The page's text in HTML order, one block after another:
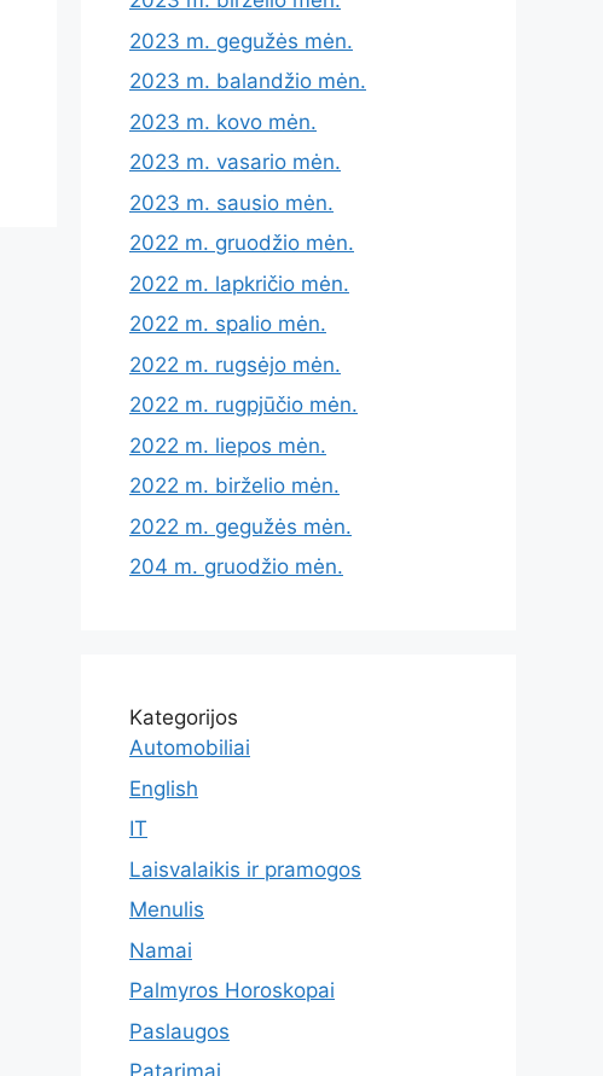
2023 m. gegužės mėn.
2023 m. balandžio mėn.
2023 m. kovo mėn.
2023 m. vasario mėn.
2023 m. sausio mėn.
2022 m. gruodžio mėn.
2022 m. lapkričio mėn.
2022 m. spalio mėn.
2022 m. rugsėjo mėn.
2022 m. rugpjūčio mėn.
2022 m. liepos mėn.
2022 m. birželio mėn.
2022 m. gegužės mėn.
204 m. gruodžio mėn.
Kategorijos
Automobiliai
English
IT
Laisvalaikis ir pramogos
Menulis
Namai
Palmyros Horoskopai
Paslaugos